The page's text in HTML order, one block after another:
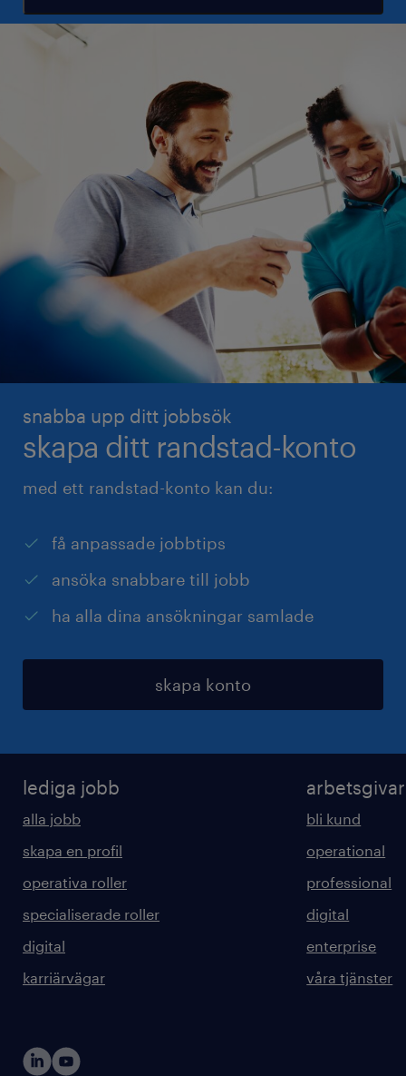
snabba upp ditt jobbsök
skapa ditt randstad-konto
med ett randstad-konto kan du:
få anpassade jobbtips
ansöka snabbare till jobb
ha alla dina ansökningar samlade
skapa konto
lediga jobb
alla jobb
skapa en profil
operativa roller
specialiserade roller
digital
karriärvägar
bli kund
operational
professional
digital
enterprise
våra tjänster